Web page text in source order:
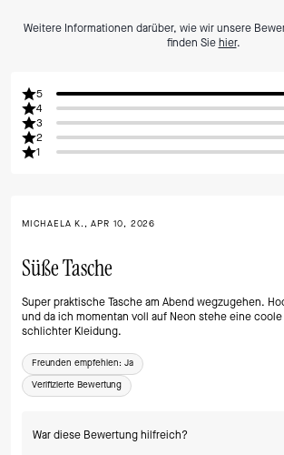
Weitere Informationen darüber, wie wir unsere
finden Siehier.
5
4
3
2
1
MICHAELA K., APR 10, 2026
Süße Tasche
Super praktische Tasche am Abend wegzugehen.
und da ich momentan voll auf Neon stehe eine
schlichter Kleidung.
Freunden empfehlen: Ja
Verifizierte Bewertung
War diese Bewertung hilfreich?